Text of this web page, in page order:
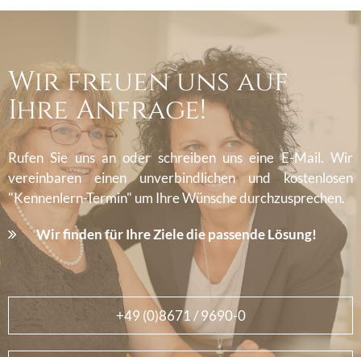
Wir freuen uns auf
Ihre Anfrage!
Rufen Sie uns an oder schreiben uns eine E-Mail. Wir
vereinbaren einen unverbindlichen und kostenlosen
"Kennenlern-Termin" um Ihre Wünsche durchzusprechen.
Wir finden für Ihre Ziele die passende Lösung!
+49 (0)8671 / 9690-0